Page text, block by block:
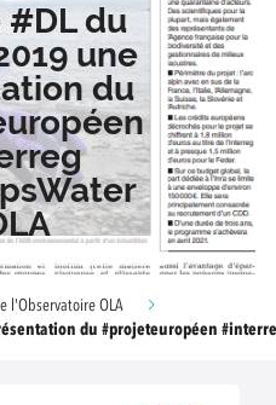
#DL du
une
du
l'Observatoire OLA
du #projeteuropéen